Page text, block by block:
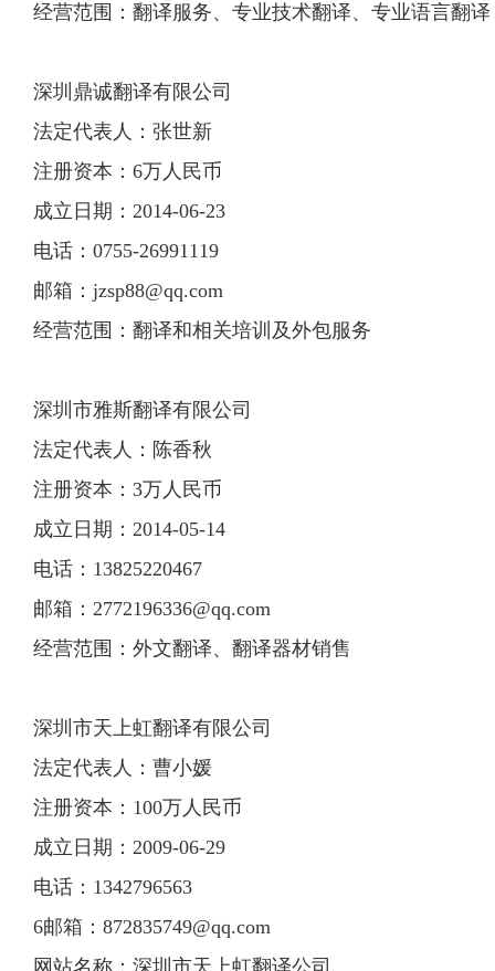
经营范围：翻译服务、专业技术翻译、专业语言翻译
深圳鼎诚翻译有限公司
法定代表人：张世新
注册资本：6万人民币
成立日期：2014-06-23
电话：0755-26991119
邮箱： jzsp88@qq.com
经营范围：翻译和相关培训及外包服务
深圳市雅斯翻译有限公司
法定代表人：陈香秋
注册资本：3万人民币
成立日期：2014-05-14
电话：13825220467
邮箱： 2772196336@qq.com
经营范围：外文翻译、翻译器材销售
深圳市天上虹翻译有限公司
法定代表人：曹小媛
注册资本：100万人民币
成立日期：2009-06-29
电话：1342796563
6邮箱： 872835749@qq.com
网站名称：深圳市天上虹翻译公司